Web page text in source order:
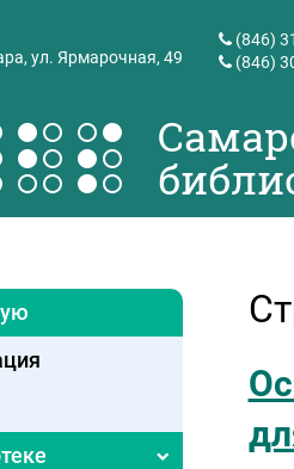
ул. Ярмарочная, 49
(846)
(846)